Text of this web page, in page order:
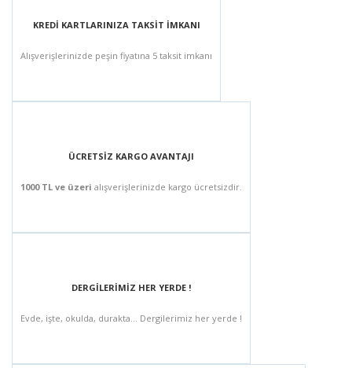
KREDİ KARTLARINIZA TAKSİT İMKANI
Alışverişlerinizde peşin fiyatına 5 taksit imkanı
ÜCRETSİZ KARGO AVANTAJI
1000 TL ve üzeri alışverişlerinizde kargo ücretsizdir.
DERGİLERİMİZ HER YERDE !
Evde, işte, okulda, durakta... Dergilerimiz her yerde !